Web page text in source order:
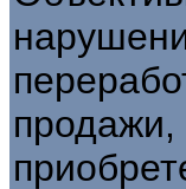
продажи,